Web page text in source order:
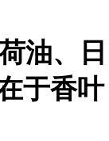
油、日
于香叶